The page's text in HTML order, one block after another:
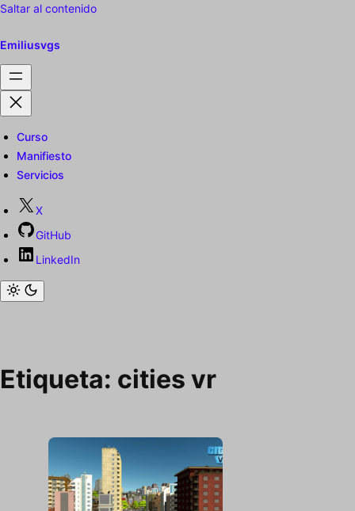
Saltar al contenido
Emiliusvgs
Curso
Manifiesto
Servicios
X
GitHub
LinkedIn
Etiqueta: cities vr